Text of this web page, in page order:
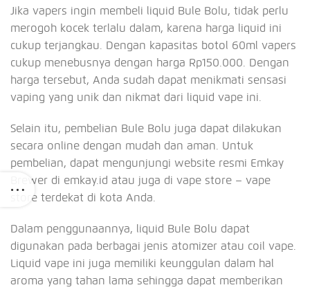
Jika vapers ingin membeli liquid Bule Bolu, tidak perlu
merogoh kocek terlalu dalam, karena harga liquid ini
cukup terjangkau. Dengan kapasitas botol 60ml vapers
cukup menebusnya dengan harga Rp150.000. Dengan
harga tersebut, Anda sudah dapat menikmati sensasi
vaping yang unik dan nikmat dari liquid vape ini.
Selain itu, pembelian Bule Bolu juga dapat dilakukan
secara online dengan mudah dan aman. Untuk
pembelian, dapat mengunjungi website resmi Emkay
Brewer di emkay.id atau juga di vape store – vape
store terdekat di kota Anda.
Dalam penggunaannya, liquid Bule Bolu dapat
digunakan pada berbagai jenis atomizer atau coil vape.
Liquid vape ini juga memiliki keunggulan dalam hal
aroma yang tahan lama sehingga dapat memberikan